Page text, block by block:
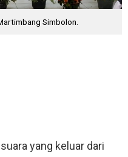
Simbolon.
yang keluar dari